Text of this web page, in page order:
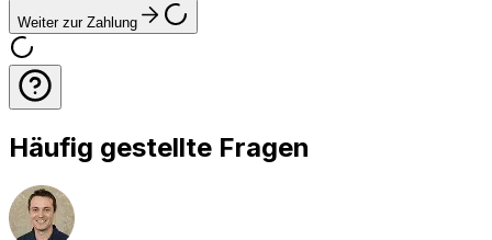
Weiter zur Zahlung
Häufig gestellte Fragen